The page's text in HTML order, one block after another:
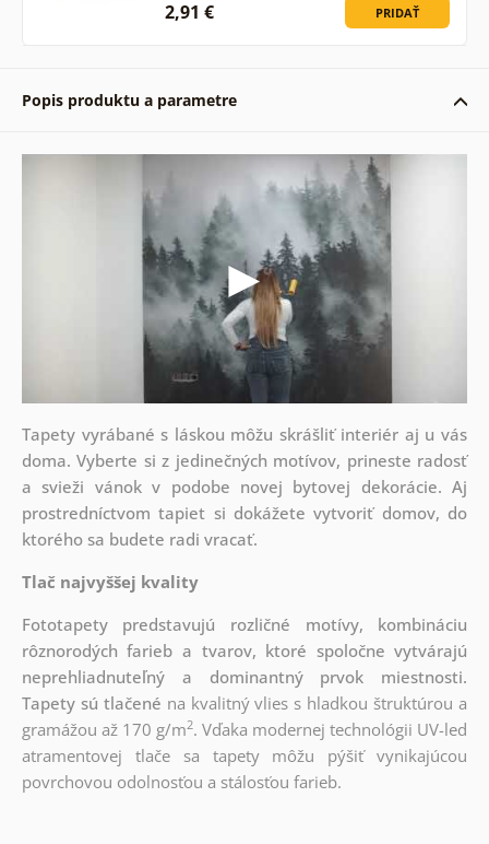
2,91 € PRIDAŤ
Popis produktu a parametre
Tapety vyrábané s láskou môžu skrášliť interiér aj u vás
doma. Vyberte si z jedinečných motívov, prineste radosť
a svieži vánok v podobe novej bytovej dekorácie. Aj
prostredníctvom tapiet si dokážete vytvoriť domov, do
ktorého sa budete radi vracať.
Tlač najvyššej kvality
Fototapety predstavujú rozličné motívy, kombináciu
rôznorodých farieb a tvarov, ktoré spoločne vytvárajú
neprehliadnuteľný a dominantný prvok miestnosti.
Tapety sú tlačené na kvalitný vlies s hladkou štruktúrou a
gramážou až 170 g/m2. Vďaka modernej technológii UV-led
atramentovej tlače sa tapety môžu pýšiť vynikajúcou
povrchovou odolnosťou a stálosťou farieb.